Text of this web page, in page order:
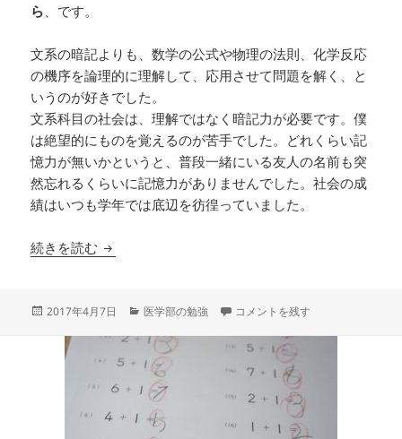
ら 、です。
文系の暗記よりも、数学の公式や物理の法則、化学反応
の機序を論理的に理解して、応用させて問題を解く、と
いうのが好きでした。
文系科目の社会は、理解ではなく暗記力が必要です。僕
は絶望的にものを覚えるのが苦手でした。どれくらい記
憶力が無いかというと、普段一緒にいる友人の名前も突
然忘れるくらいに記憶力がありませんでした。社会の成
績はいつも学年では底辺を彷徨っていました。
続きを読む 医学部の暗記ゲーについていけない人へ
投
2017年4月7日
カ
ゴ
リ
ー
医学部の勉強 医学部の暗記ゲーについていけな
コメントを残す